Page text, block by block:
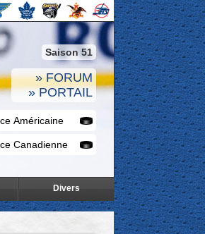
Saison 51
» FORUM
» PORTAIL
Divers